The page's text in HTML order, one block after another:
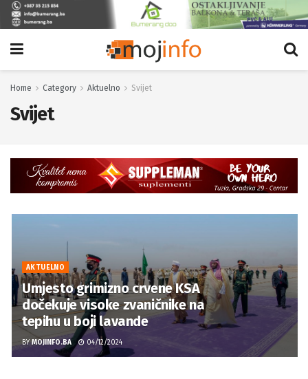
Home Category Aktuelno Svijet
Svijet
AKTUELNO
Umjesto grimizno crvene KSA
dočekuje visoke zvaničnike na
tepihu u boji lavande
BY MOJINFO.BA 04/12/2024